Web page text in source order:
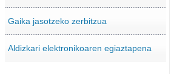
Gaika jasotzeko zerbitzua
Aldizkari elektronikoaren egiaztapena